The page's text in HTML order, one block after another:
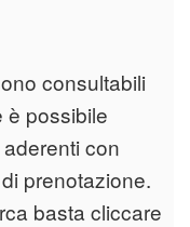
consultabili
è possibile
con
prenotazione.
basta cliccare